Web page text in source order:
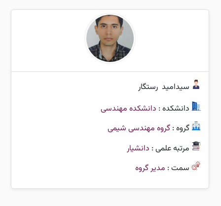
سیدامید رستگار
دانشکده : دانشکده مهندسی
گروه :گروه مهندسی شیمی
مرتبه علمی : دانشیار
سمت : مدیر گروه